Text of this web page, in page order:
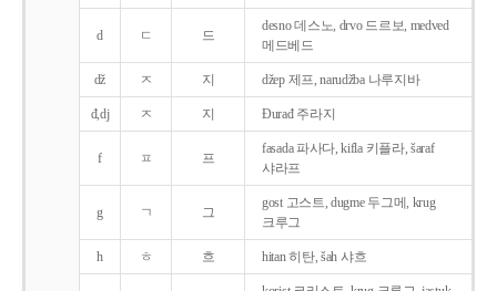
d ㄷ 드
desno 데스노, drvo 드르보, medved
메드베드
dž ㅈ 지 džep 제프, narudžba 나루지바
đ,dj ㅈ 지 Ðurađ 주라지
f ㅍ 프
fasada 파사다, kifla 키플라, šaraf
샤라프
g ㄱ 그
gost 고스트, dugme 두그메, krug
크루그
h ㅎ 흐 hitan 히탄, šah 샤흐